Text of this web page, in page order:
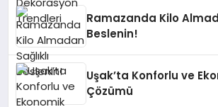
Ramazanda Kilo
Beslenin!
Uşak’ta Konforlu ve
Çözümü